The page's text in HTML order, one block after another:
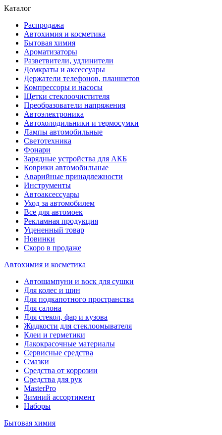
Каталог
Распродажа
Автохимия и косметика
Бытовая химия
Ароматизаторы
Разветвители, удлинители
Домкраты и аксессуары
Держатели телефонов, планшетов
Компрессоры и насосы
Щетки стеклоочистителя
Преобразователи напряжения
Автоэлектроника
Автохолодильники и термосумки
Лампы автомобильные
Светотехника
Фонари
Зарядные устройства для АКБ
Коврики автомобильные
Аварийные принадлежности
Инструменты
Автоаксессуары
Уход за автомобилем
Все для автомоек
Рекламная продукция
Уцененный товар
Новинки
Скоро в продаже
Автохимия и косметика
Автошампуни и воск для сушки
Для колес и шин
Для подкапотного пространства
Для салона
Для стекол, фар и кузова
Жидкости для стеклоомывателя
Клеи и герметики
Лакокрасочные материалы
Сервисные средства
Смазки
Средства от коррозии
Средства для рук
MasterPro
Зимний ассортимент
Наборы
Бытовая химия